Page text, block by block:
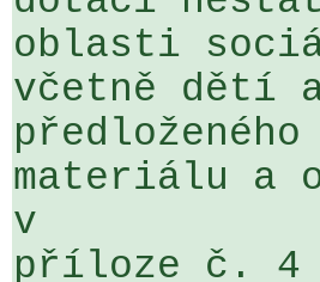
oblasti
včetně dětí
předloženého
materiálu a
v
příloze č. 4